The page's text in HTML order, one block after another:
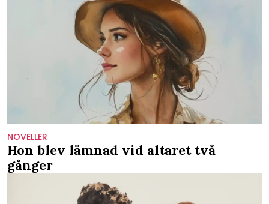
NOVELLER
Hon blev lämnad vid altaret två
gånger